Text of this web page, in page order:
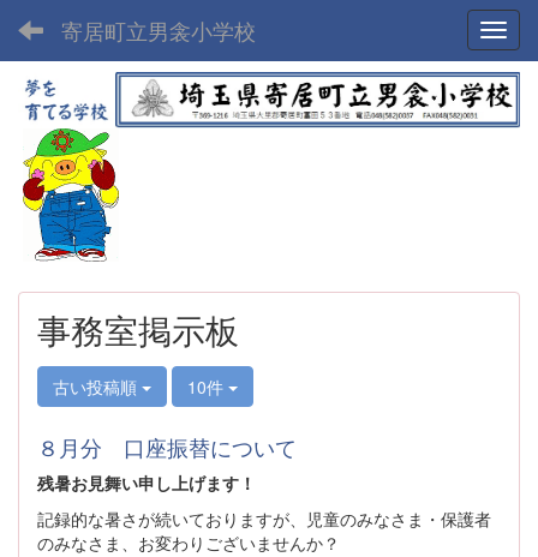
寄居町立男衾小学校
事務室掲示板
古い投稿順 10件
８月分 口座振替について
残暑お見舞い申し上げます！
記録的な暑さが続いておりますが、児童のみなさま・保護者
のみなさま、お変わりございませんか？